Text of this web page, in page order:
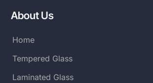
About Us
Home
Tempered Glass
Laminated Glass